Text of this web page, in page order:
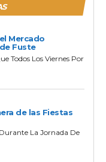
Mercado
Fuste
Todos Los Viernes Por
de las Fiestas
La Jornada De